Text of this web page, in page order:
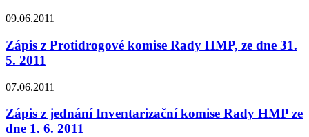
09.06.2011
Zápis z Protidrogové komise Rady HMP, ze dne 31.
5. 2011
07.06.2011
Zápis z jednání Inventarizační komise Rady HMP ze
dne 1. 6. 2011